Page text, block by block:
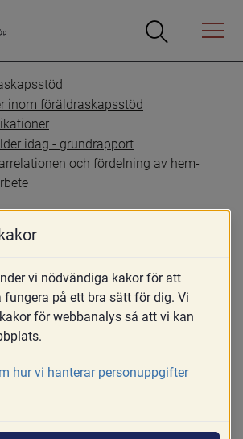
Öppna
Öppna
Menyn
inom föräldraskapsstöd
idag - grundrapport
och fördelning av hem-
- Parrelationen
av hem-
vi nödvändiga kakor för att
på ett bra sätt för dig. Vi
för webbanalys så att vi kan
hur vi hanterar personuppgifter